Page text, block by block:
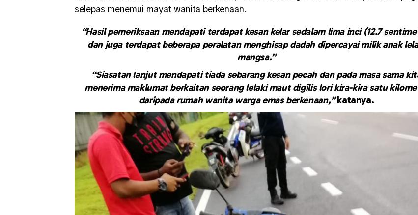
selepas menemui mayat wanita berkenaan.
“Hasil pemeriksaan mendapati terdapat kesan kelar sedalam lima inci (12.7
dan juga terdapat beberapa peralatan menghisap dadah dipercayai milik anak
mangsa.”
“Siasatan lanjut mendapati tiada sebarang kesan pecah dan pada masa sama
menerima maklumat berkaitan seorang lelaki maut digilis lori kira-kira satu
daripada rumah wanita warga emas berkenaan,”katanya.